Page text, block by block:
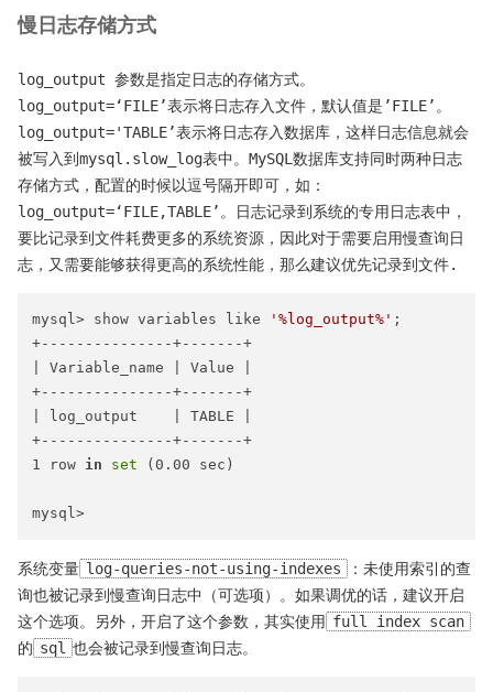
慢日志存储方式
log_output 参数是指定日志的存储方式。
log_output=‘FILE’表示将日志存入文件，默认值是’FILE’。
log_output='TABLE’表示将日志存入数据库，这样日志信息就会
被写入到mysql.slow_log表中。MySQL数据库支持同时两种日志
存储方式，配置的时候以逗号隔开即可，如：
log_output=‘FILE,TABLE’。日志记录到系统的专用日志表中，
要比记录到文件耗费更多的系统资源，因此对于需要启用慢查询日
志，又需要能够获得更高的系统性能，那么建议优先记录到文件.
mysql> show variables like '%log_output%' ;
+---------------+-------+
| Variable_name | Value |
+---------------+-------+
| log_output    | TABLE |
+---------------+-------+
1 row in set (0.00 sec)
系统变量 log-queries-not-using-indexes
：未使用索引的查
询也被记录到慢查询日志中（可选项）。如果调优的话，建议开启
这个选项。另外，开启了这个参数，其实使用 full index scan
的 sql 也会被记录到慢查询日志。